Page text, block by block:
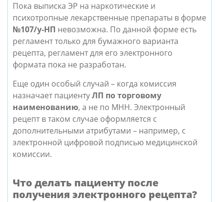
Пока выписка ЭР на наркотические и
психотропные лекарственные препараты в форме
№107/у-НП невозможна. По данной форме есть
регламент только для бумажного варианта
рецепта, регламент для его электронного
формата пока не разработан.
Еще один особый случай – когда комиссия
назначает пациентуЛП по торговому
наименованию, а не по МНН. Электронный
рецепт в таком случае оформляется с
дополнительными атрибутами – например, с
электронной цифровой подписью медицинской
комиссии.
Что делать пациенту после
получения электронного рецепта?